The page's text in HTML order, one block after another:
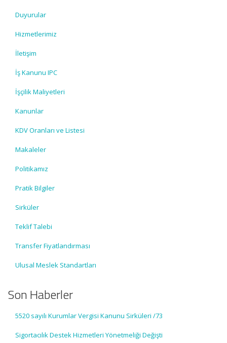
Duyurular
Hizmetlerimiz
İletişim
İş Kanunu IPC
İşçilik Maliyetleri
Kanunlar
KDV Oranları ve Listesi
Makaleler
Politikamız
Pratik Bilgiler
Sirküler
Teklif Talebi
Transfer Fiyatlandırması
Ulusal Meslek Standartları
Son Haberler
5520 sayılı Kurumlar Vergisi Kanunu Sirküleri /73
Sigortacılık Destek Hizmetleri Yönetmeliği Değişti